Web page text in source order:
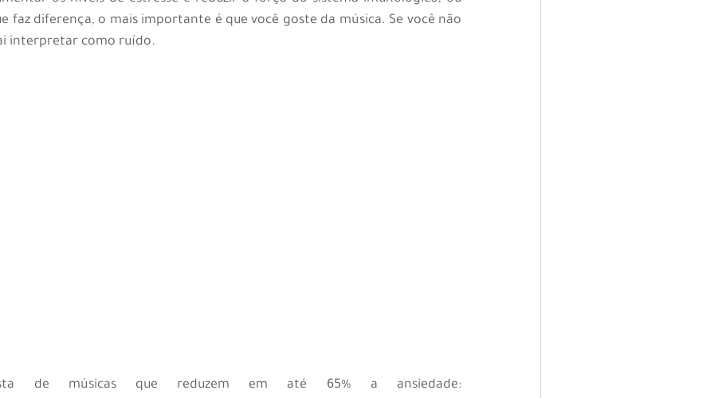
faz diferença, o mais importante é que você goste da música. Se você não
interpretar como ruído.
de músicas que reduzem em até 65% a ansiedade: